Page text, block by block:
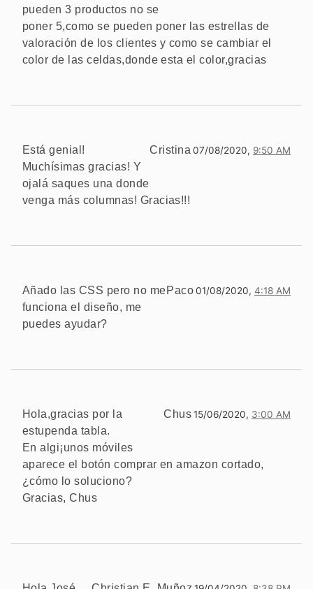
pueden 3 productos no se
poner 5,como se pueden poner las estrellas de
valoración de los clientes y como se cambiar el
color de las celdas,donde esta el color,gracias
Cristina 07/08/2020, 9:50 AM
Está genial!
Muchísimas gracias! Y
ojalá saques una donde
venga más columnas! Gracias!!!
Paco01/08/2020, 4:18 AM
Añado las CSS pero no me
funciona el diseño, me
puedes ayudar?
Chus15/06/2020, 3:00 AM
Hola,gracias por la
estupenda tabla.
En algi¡unos móviles
aparece el botón comprar en amazon cortado,
¿cómo lo soluciono?
Gracias, Chus